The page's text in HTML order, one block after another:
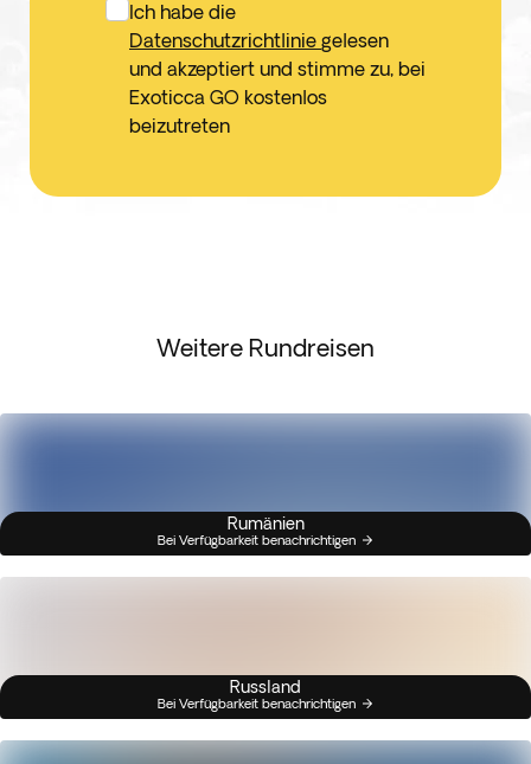
Ich habe die
Datenschutzrichtlinie gelesen
und akzeptiert und stimme zu, bei
Exoticca GO kostenlos
beizutreten
Weitere Rundreisen
Rumänien
Bei Verfügbarkeit benachrichtigen
Russland
Bei Verfügbarkeit benachrichtigen